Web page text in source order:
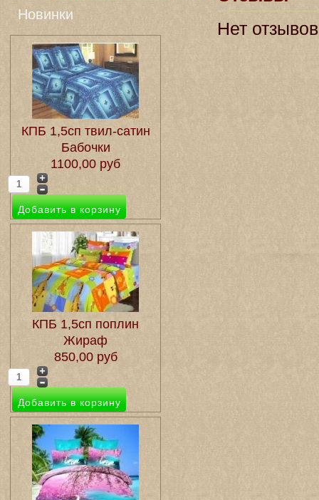
Нет
Новинки
КПБ 1,5сп твил-сатин
Бабочки
1100,00 руб
КПБ 1,5сп поплин
Жираф
850,00 руб